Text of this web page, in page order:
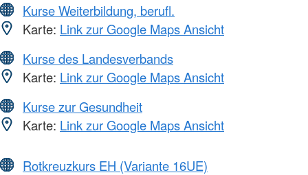
Kurse Weiterbildung, berufl.
Karte: Link zur Google Maps Ansicht
Kurse des Landesverbands
Karte: Link zur Google Maps Ansicht
Kurse zur Gesundheit
Karte: Link zur Google Maps Ansicht
Rotkreuzkurs EH (Variante 16UE)